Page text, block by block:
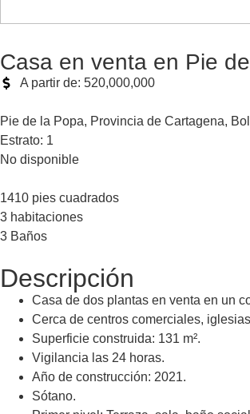
Casa en venta en Pie
A partir de: 520,000,000
Pie de la Popa, Provincia de Cartagena,
Estrato: 1
No disponible
1410 pies cuadrados
3 habitaciones
3 Baños
Descripción
Casa de dos plantas en venta en un
Cerca de centros comerciales,
Superficie construida: 131 m².
Vigilancia las 24 horas.
Año de construcción: 2021.
Sótano.